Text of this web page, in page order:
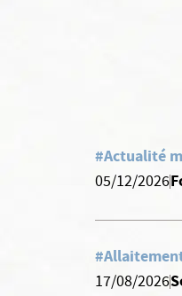
#Actualité
05/12/2026
17/08/2026